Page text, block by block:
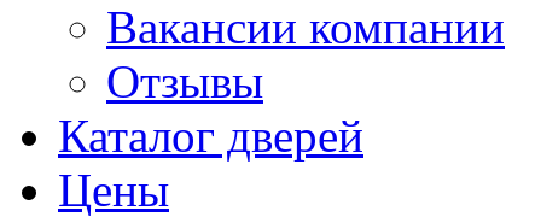
Вакансии компании
Отзывы
Каталог дверей
Цены